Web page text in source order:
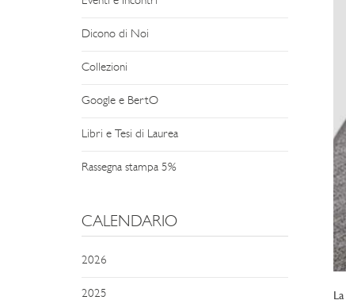
Dicono di Noi
Collezioni
Google e BertO
Libri e Tesi di Laurea
Rassegna stampa 5%
CALENDARIO
2026
2025 La